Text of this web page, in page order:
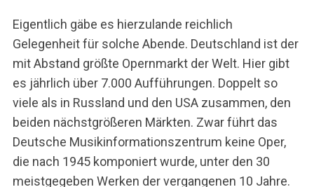
Eigentlich gäbe es hierzulande reichlich
Gelegenheit für solche Abende. Deutschland ist der
mit Abstand größte Opernmarkt der Welt. Hier gibt
es jährlich über 7.000 Aufführungen. Doppelt so
viele als in Russland und den USA zusammen, den
beiden nächstgrößeren Märkten. Zwar führt das
Deutsche Musikinformationszentrum keine Oper,
die nach 1945 komponiert wurde, unter den 30
meistgegeben Werken der vergangenen 10 Jahre.